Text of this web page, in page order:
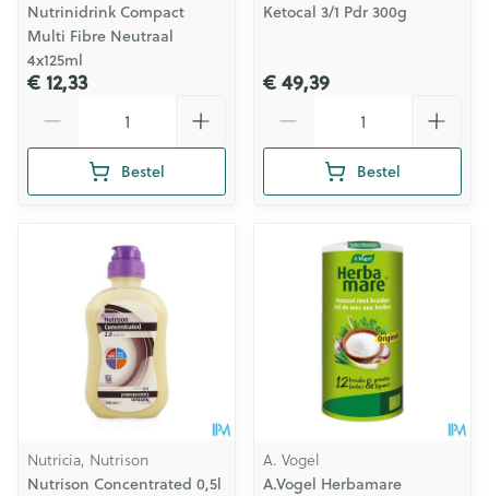
Nutrinidrink Compact
Multi Fibre Neutraal
4x125ml
€ 12,33
Bestel
Ketocal 3/1 Pdr 300g
€ 49,39
Bestel
Nutricia, Nutrison
Nutrison Concentrated 0,5l
A. Vogel
A.Vogel Herbamare